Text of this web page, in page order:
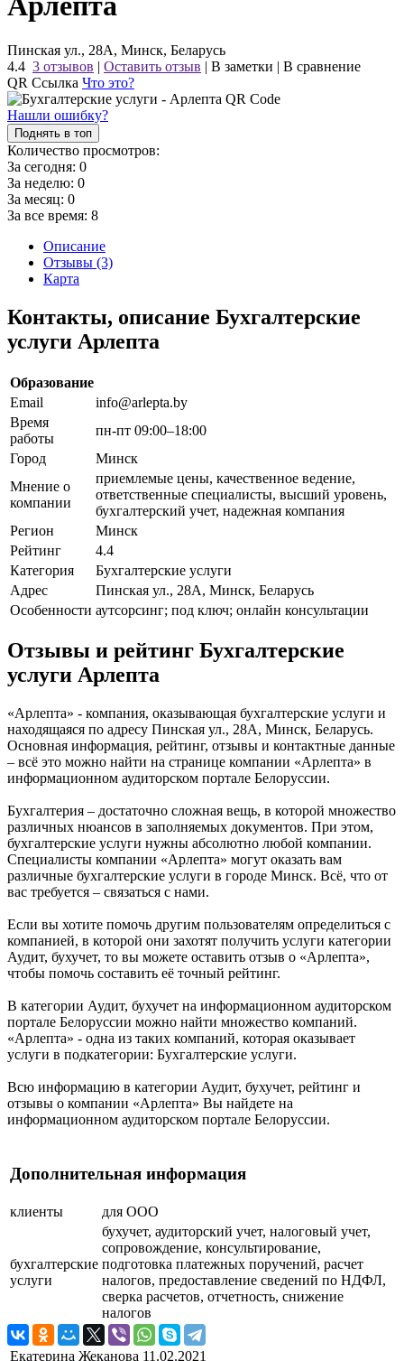
Пинская ул., 28А, Минск, Беларусь
4.4 3 отзывов | Оставить отзыв | В заметки | В сравнение
QR Ссылка Что это?
Нашли ошибку?
Поднять в топ
Количество просмотров:
За сегодня: 0
За неделю: 0
За месяц: 0
За все время: 8
Описание
Отзывы (3)
Карта
Контакты, описание Бухгалтерские
услуги Арлепта
Образование
Email
info@arlepta.by
Время
работы
пн-пт 09:00–18:00
Город
Минск
Мнение о
компании
приемлемые цены, качественное ведение,
ответственные специалисты, высший уровень,
бухгалтерский учет, надежная компания
Регион
Минск
Рейтинг
4.4
Категория
Бухгалтерские услуги
Адрес
Пинская ул., 28А, Минск, Беларусь
Особенности аутсорсинг; под ключ; онлайн консультации
Отзывы и рейтинг Бухгалтерские
услуги Арлепта
«Арлепта» - компания, оказывающая бухгалтерские услуги и
находящаяся по адресу Пинская ул., 28А, Минск, Беларусь.
Основная информация, рейтинг, отзывы и контактные данные
– всё это можно найти на странице компании «Арлепта» в
информационном аудиторском портале Белоруссии.
Бухгалтерия – достаточно сложная вещь, в которой множество
различных нюансов в заполняемых документов. При этом,
бухгалтерские услуги нужны абсолютно любой компании.
Специалисты компании «Арлепта» могут оказать вам
различные бухгалтерские услуги в городе Минск. Всё, что от
вас требуется – связаться с нами.
Если вы хотите помочь другим пользователям определиться с
компанией, в которой они захотят получить услуги категории
Аудит, бухучет, то вы можете оставить отзыв о «Арлепта»,
чтобы помочь составить её точный рейтинг.
В категории Аудит, бухучет на информационном аудиторском
портале Белоруссии можно найти множество компаний.
«Арлепта» - одна из таких компаний, которая оказывает
услуги в подкатегории: Бухгалтерские услуги.
Всю информацию в категории Аудит, бухучет, рейтинг и
отзывы о компании «Арлепта» Вы найдете на
информационном аудиторском портале Белоруссии.
Дополнительная информация
клиенты для ООО
бухгалтерские
услуги
бухучет, аудиторский учет, налоговый учет,
сопровождение, консультирование,
подготовка платежных поручений, расчет
налогов, предоставление сведений по НДФЛ,
сверка расчетов, отчетность, снижение
налогов
Екатерина Жеканова 11.02.2021